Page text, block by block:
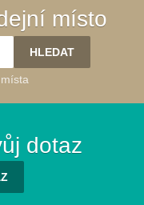
místo
dotaz